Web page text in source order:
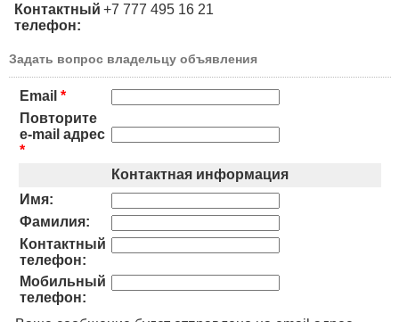
Контактный
телефон:
+7 777 495 16 21
Задать вопрос владельцу объявления
Email *
Повторите
e-mail адрес
*
Контактная информация
Имя:
Фамилия:
Контактный
телефон:
Мобильный
телефон: